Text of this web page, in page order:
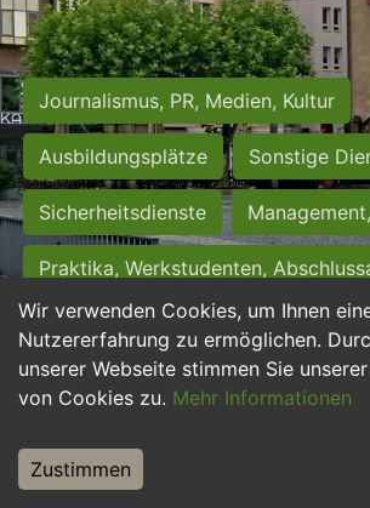
Wir verwenden Cookies, um Ihnen
Nutzererfahrung zu ermöglichen.
unserer Webseite stimmen Sie
von Cookies zu. Mehr Informationen
Zustimmen
Journalismus, PR, Medien, Kultur
Ausbildungsplätze Sonstige
Sicherheitsdienste
Praktika, Werkstudenten,
Personalwesen Assistenz,
Hilfskräfte, Aushilfs- und Nebenjobs
Weiterbildung, Studium, duale